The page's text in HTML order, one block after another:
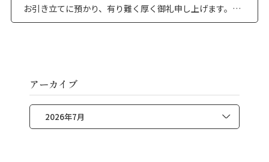
お引き立てに預かり、有り難く厚く御礼申し上げます。さ
て、弊社の夏季休業を下記の通りご案内申し上げます。
アーカイブ